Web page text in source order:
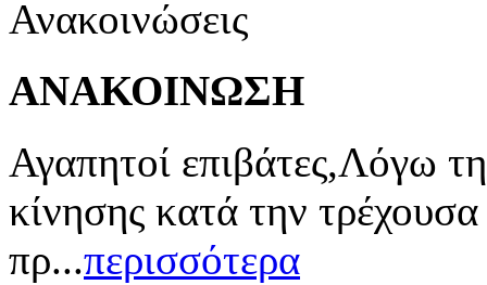
Ανακοινώσεις
ΑΝΑΚΟΙΝΩΣΗ
Αγαπητοί επιβάτες,Λόγω
κίνησης κατά την
πρ...περισσότερα